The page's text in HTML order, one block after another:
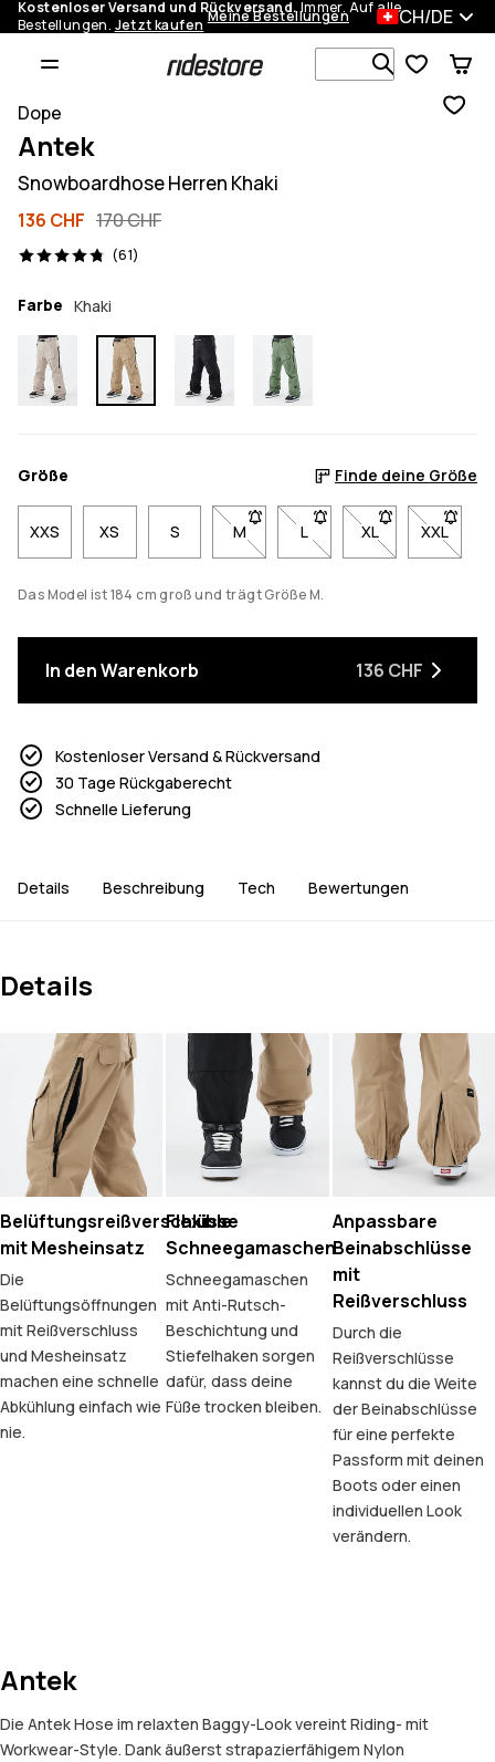
Kostenloser Versand und Rückversand.Immer. Auf alle
Bestellungen. Jetzt kaufen Meine Bestellungen CH/DE
Dope
Antek
Snowboardhose Herren Khaki
136 CHF 170 CHF
(61)
61 Reviews, 4.8/5
Farbe Khaki
Größe Finde deine Größe
XXS XS S M- Größe M nicht verfügbar. Klicke,
L- Größe L nicht
XL- Größe XL nicht
XXL- Größe
Das Model ist 184 cm groß und trägt Größe M.
In den Warenkorb 136 CHF
Kostenloser Versand & Rückversand
30 Tage Rückgaberecht
Schnelle Lieferung
Details Beschreibung Tech Bewertungen
Details
Belüftungsreißverschlüsse
mit Mesheinsatz
Die
Belüftungsöffnungen
mit Reißverschluss
und Mesheinsatz
machen eine schnelle
Abkühlung einfach wie
nie.
Flexible
Schneegamaschen
Schneegamaschen
mit Anti-Rutsch-
Beschichtung und
Stiefelhaken sorgen
dafür, dass deine
Füße trocken bleiben.
Anpassbare
Beinabschlüsse
mit
Reißverschluss
Durch die
Reißverschlüsse
kannst du die Weite
der Beinabschlüsse
für eine perfekte
Passform mit deinen
Boots oder einen
individuellen Look
verändern.
Antek
Die Antek Hose im relaxten Baggy-Look vereint Riding- mit
Workwear-Style. Dank äußerst strapazierfähigem Nylon